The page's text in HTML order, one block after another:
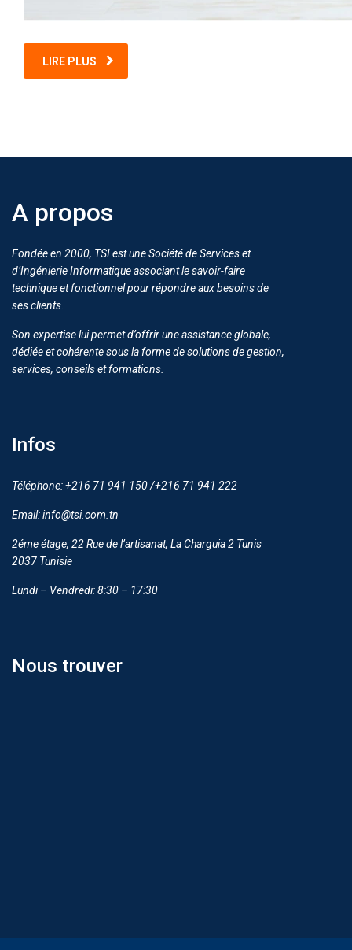
LIRE PLUS
A propos
Fondée en 2000, TSI est une Société de Services et
d’Ingénierie Informatique associant le savoir-faire
technique et fonctionnel pour répondre aux besoins de
ses clients.
Son expertise lui permet d’offrir une assistance globale,
dédiée et cohérente sous la forme de solutions de gestion,
services, conseils et formations.
Infos
Téléphone: +216 71 941 150 /+216 71 941 222
Email: info@tsi.com.tn
2éme étage, 22 Rue de l’artisanat, La Charguia 2 Tunis
2037 Tunisie
Lundi – Vendredi: 8:30 – 17:30
Nous trouver